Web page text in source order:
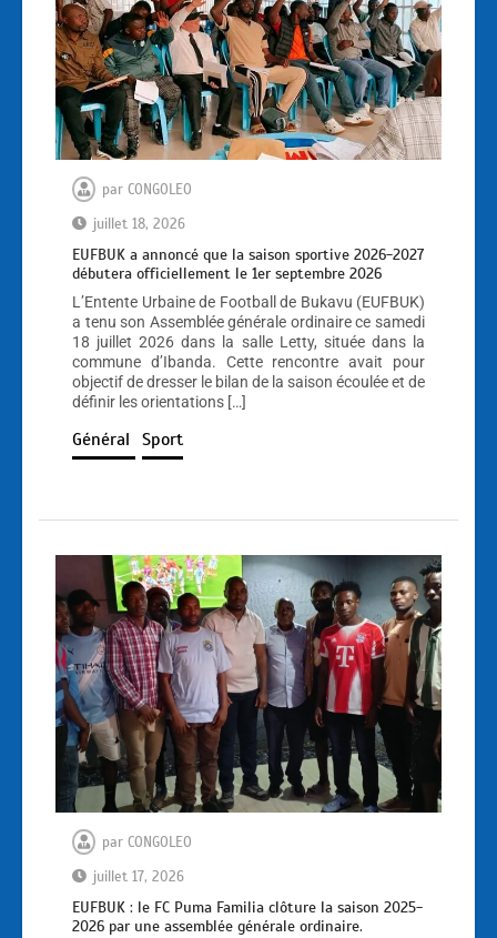
par CONGOLEO
juillet 18, 2026
EUFBUK a annoncé que la saison sportive 2026-2027
débutera officiellement le 1er septembre 2026
L’Entente Urbaine de Football de Bukavu (EUFBUK)
a tenu son Assemblée générale ordinaire ce samedi
18 juillet 2026 dans la salle Letty, située dans la
commune d’Ibanda. Cette rencontre avait pour
objectif de dresser le bilan de la saison écoulée et de
définir les orientations […]
Général Sport
par CONGOLEO
juillet 17, 2026
EUFBUK : le FC Puma Familia clôture la saison 2025-
2026 par une assemblée générale ordinaire.